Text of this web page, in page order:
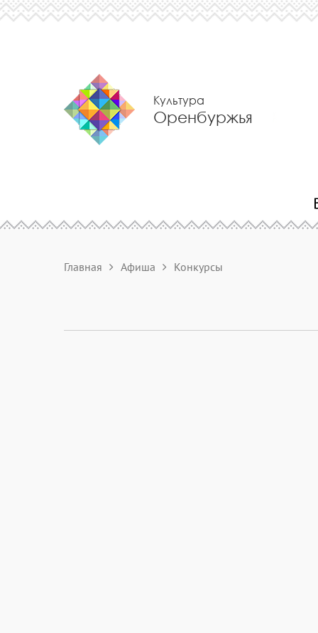
Культура
Оренбуржья
Главная Афиша Конкурсы